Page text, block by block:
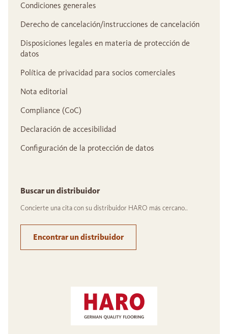
Condiciones generales
Derecho de cancelación/instrucciones de cancelación
Disposiciones legales en materia de protección de
datos
Política de privacidad para socios comerciales
Nota editorial
Compliance (CoC)
Declaración de accesibilidad
Configuración de la protección de datos
Buscar un distribuidor
Concierte una cita con su distribuidor HARO más cercano..
Encontrar un distribuidor